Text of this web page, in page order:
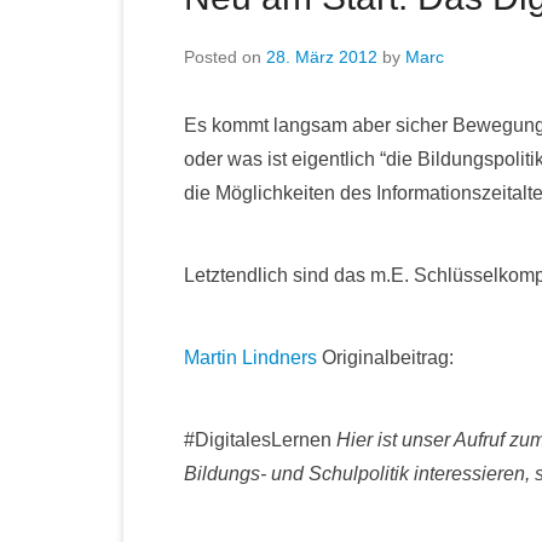
Posted on 28. März 2012 by Marc
Es kommt langsam aber sicher
oder was ist eigentlich “die
die Möglichkeiten des
Letztendlich sind das m.E.
Martin Lindners Originalbeitrag:
#DigitalesLernen Hier ist unser Aufruf
Bildungs- und Schulpolitik interessieren,